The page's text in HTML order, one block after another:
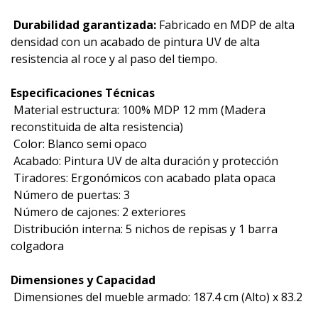
 Durabilidad garantizada: Fabricado en MDP de alta
densidad con un acabado de pintura UV de alta
resistencia al roce y al paso del tiempo.
Especificaciones Técnicas
 Material estructura: 100% MDP 12 mm (Madera
reconstituida de alta resistencia)
 Color: Blanco semi opaco
 Acabado: Pintura UV de alta duración y protección
 Tiradores: Ergonómicos con acabado plata opaca
 Número de puertas: 3
 Número de cajones: 2 exteriores
 Distribución interna: 5 nichos de repisas y 1 barra
colgadora
Dimensiones y Capacidad
 Dimensiones del mueble armado: 187.4 cm (Alto) x 83.2